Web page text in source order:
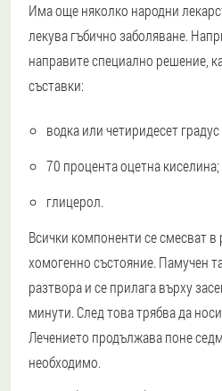
Има още няколко народни
лекува гъбично заболяване.
направите специално решение,
съставки:
водка или четиридесет
70 процента оцетна киселина;
глицерол.
Всички компоненти се смесват
хомогенно състояние. Памучен
разтвора и се прилага върху
минути. След това трябва да
Лечението продължава поне
необходимо.